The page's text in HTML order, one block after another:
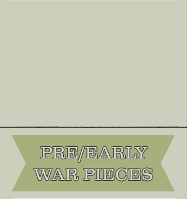
PRE/EARLY
WAR PIECES